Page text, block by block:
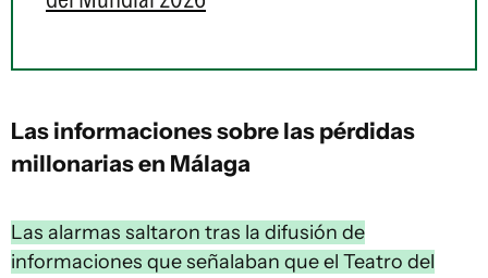
Las informaciones sobre las pérdidas
millonarias en Málaga
Las alarmas saltaron tras la difusión de
informaciones que señalaban que el Teatro del